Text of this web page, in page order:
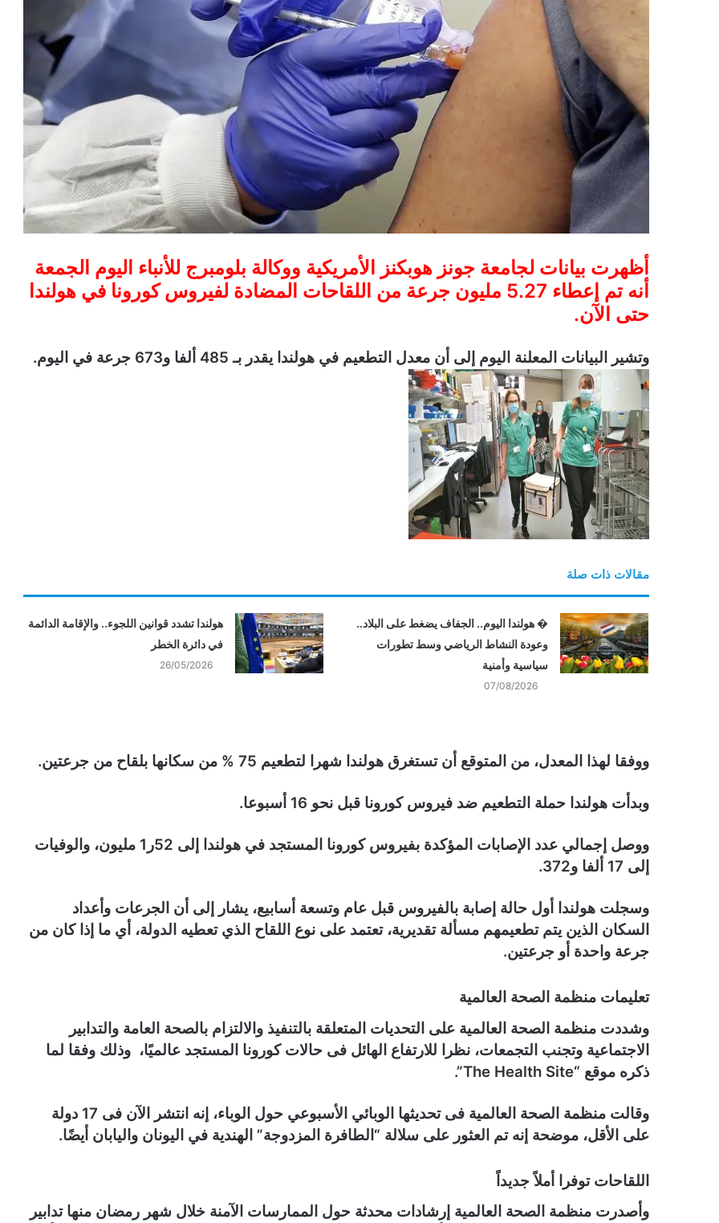
ت
أظهرت بيانات لجامعة جونز هوبكنز الأمريكية ووكالة بلومبرج للأنباء اليوم الجمعة
أنه تم إعطاء 5.27 مليون جرعة من اللقاحات المضادة لفيروس كورونا في هولندا
حتى الآن.
وتشير البيانات المعلنة اليوم إلى أن معدل التطعيم في هولندا يقدر بـ 485 ألفا و673 جرعة في اليوم.
مقالات ذات صلة
� هولندا اليوم.. الجفاف يضغط على البلاد..
وعودة النشاط الرياضي وسط تطورات
سياسية وأمنية
07/08/2026
هولندا تشدد قوانين اللجوء.. والإقامة الدائمة
في دائرة الخطر
26/05/2026
ووفقا لهذا المعدل، من المتوقع أن تستغرق هولندا شهرا لتطعيم 75 % من سكانها بلقاح من جرعتين.
وبدأت هولندا حملة التطعيم ضد فيروس كورونا قبل نحو 16 أسبوعا.
ووصل إجمالي عدد الإصابات المؤكدة بفيروس كورونا المستجد في هولندا إلى 52ر1 مليون، والوفيات
إلى 17 ألفا و372.
وسجلت هولندا أول حالة إصابة بالفيروس قبل عام وتسعة أسابيع، يشار إلى أن الجرعات وأعداد
السكان الذين يتم تطعيمهم مسألة تقديرية، تعتمد على نوع اللقاح الذي تعطيه الدولة، أي ما إذا كان من
جرعة واحدة أو جرعتين.
تعليمات منظمة الصحة العالمية
وشددت منظمة الصحة العالمية على التحديات المتعلقة بالتنفيذ والالتزام بالصحة العامة والتدابير
الاجتماعية وتجنب التجمعات، نظرا للارتفاع الهائل فى حالات كورونا المستجد عالميًا، وذلك وفقا لما
ذكره موقع “The Health Site”.
وقالت منظمة الصحة العالمية فى تحديثها الوبائي الأسبوعي حول الوباء، إنه انتشر الآن فى 17 دولة
على الأقل، موضحة إنه تم العثور على سلالة “الطافرة المزدوجة” الهندية في اليونان واليابان أيضًا.
اللقاحات توفرا أملاً جديداً
وأصدرت منظمة الصحة العالمية إرشادات محدثة حول الممارسات الآمنة خلال شهر رمضان منها تدابير